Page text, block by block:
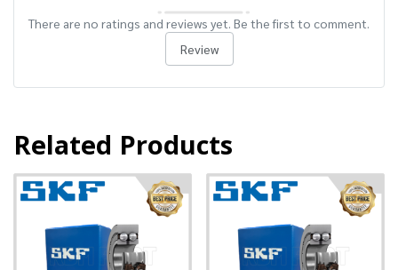
There are no ratings and reviews yet. Be the first to comment.
Review
Related Products